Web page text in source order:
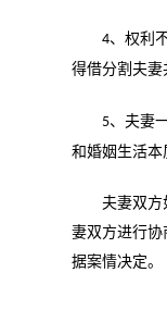
4、权利
得借分割夫
5、夫妻
和婚姻生活
夫妻双
妻双方进行
据案情决定。